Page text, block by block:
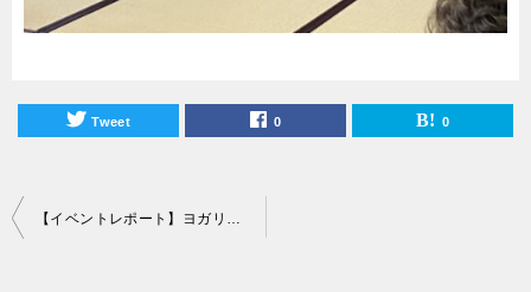
Tweet 0 0
投